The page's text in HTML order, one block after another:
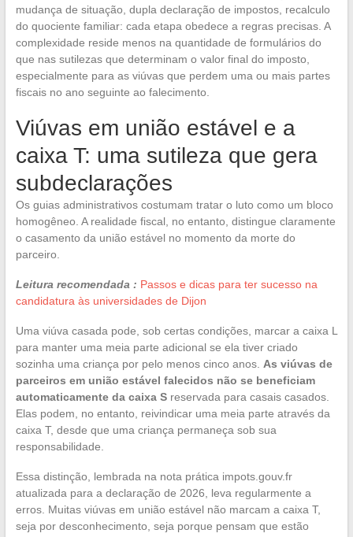
mudança de situação, dupla declaração de impostos, recalculo
do quociente familiar: cada etapa obedece a regras precisas. A
complexidade reside menos na quantidade de formulários do
que nas sutilezas que determinam o valor final do imposto,
especialmente para as viúvas que perdem uma ou mais partes
fiscais no ano seguinte ao falecimento.
Viúvas em união estável e a
caixa T: uma sutileza que gera
subdeclarações
Os guias administrativos costumam tratar o luto como um bloco
homogêneo. A realidade fiscal, no entanto, distingue claramente
o casamento da união estável no momento da morte do
parceiro.
Leitura recomendada : Passos e dicas para ter sucesso na
candidatura às universidades de Dijon
Uma viúva casada pode, sob certas condições, marcar a caixa L
para manter uma meia parte adicional se ela tiver criado
sozinha uma criança por pelo menos cinco anos. As viúvas de
parceiros em união estável falecidos não se beneficiam
automaticamente da caixa Sreservada para casais casados.
Elas podem, no entanto, reivindicar uma meia parte através da
caixa T, desde que uma criança permaneça sob sua
responsabilidade.
Essa distinção, lembrada na nota prática impots.gouv.fr
atualizada para a declaração de 2026, leva regularmente a
erros. Muitas viúvas em união estável não marcam a caixa T,
seja por desconhecimento, seja porque pensam que estão